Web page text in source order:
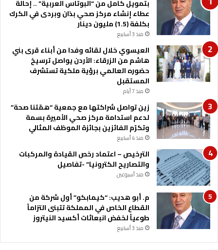
ن
و
ل
ق
د
و
ا
ل
س
ي
و
ة
ل
ل
ش
ر
ك
ا
ت
بتمويل كامل من “البوتاس العربية” .. إحالة
عطاء إنشاء مركز صحي بذان وبردى في الكرك
بكلفة (1.5) مليون دينار
منذ 3 أسابيع
العيسوي خلال لقائه وفدا من أبناء قرى بني
هاشم من الزرقاء: الأردن يواصل ترسيخ
حضوره العالمي برؤية ملكية تستشرف
المستقبل
منذ 7 أيام
زين تواصل شراكتها مع جمعية “همّتنا صحة”
لدعم استدامة مركز صحي الأميرة بسمة
وتكرّم الفائزين بجائزة الموظف المثالي
منذ 4 أسابيع
الترخيص – اعتماد رخص القيادة والمركبات
والتصاريح الكترونيا” -تفاصيل
منذ أسبوعين
م. أبو هديب: “كيمابكو” أول شركة من
القطاع الخاص في المملكة تتبنى التزاماً
طوعياً لخفض انبعاثات أكسيد النيتروز
منذ 3 أسابيع